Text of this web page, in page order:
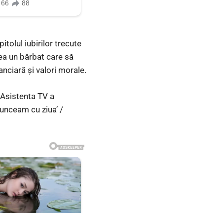
iubirilor trecute
un bărbat care să
și valori morale.
TV a
cu ziua’ /